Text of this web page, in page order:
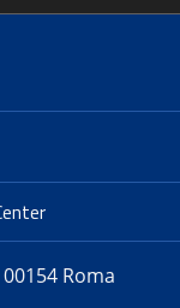
Roma